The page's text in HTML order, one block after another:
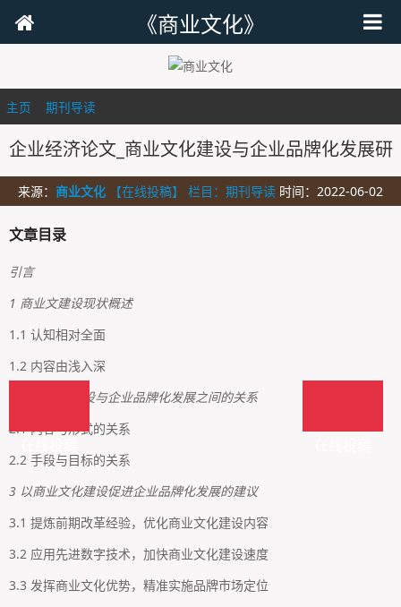
《商业文化》
主页 期刊导读
企业经济论文_商业文化建设与企业品牌化发展研
来源： 商业文化 【在线投稿】 栏目： 期刊导读 时间：2022-06-02
文章目录
引言
1 商业文建设现状概述
1.1 认知相对全面
1.2 内容由浅入深
2 商业文化建设与企业品牌化发展之间的关系
2.1 内容与形式的关系
2.2 手段与目标的关系
3 以商业文化建设促进企业品牌化发展的建议
3.1 提炼前期改革经验，优化商业文化建设内容
3.2 应用先进数字技术，加快商业文化建设速度
3.3 发挥商业文化优势，精准实施品牌市场定位